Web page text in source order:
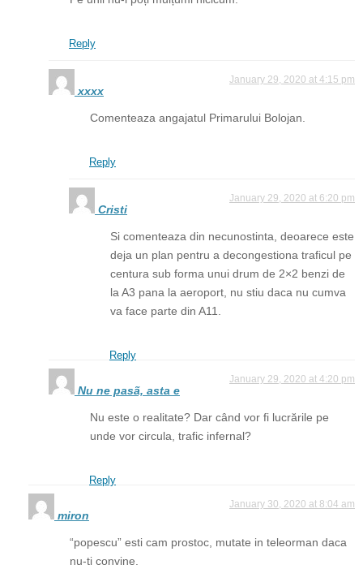
Reply
xxxx
January 29, 2020 at 4:15 pm
Comenteaza angajatul Primarului Bolojan.
Reply
Cristi
January 29, 2020 at 6:20 pm
Si comenteaza din necunostinta, deoarece este
deja un plan pentru a decongestiona traficul pe
centura sub forma unui drum de 2×2 benzi de
la A3 pana la aeroport, nu stiu daca nu cumva
va face parte din A11.
Reply
Nu ne pasã, asta e
January 29, 2020 at 4:20 pm
Nu este o realitate? Dar când vor fi lucrările pe
unde vor circula, trafic infernal?
Reply
miron
January 30, 2020 at 8:04 am
“popescu” esti cam prostoc, mutate in teleorman daca
nu-ti convine.